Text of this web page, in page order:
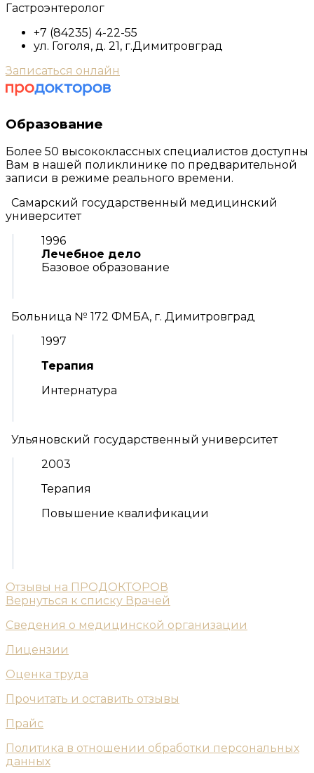
Гастроэнтеролог
+7 (84235) 4-22-55
ул. Гоголя, д. 21, г.Димитровград
Записаться онлайн
Образование
Более 50 высококлассных специалистов доступны
Вам в нашей поликлинике по предварительной
записи в режиме реального времени.
Самарский государственный медицинский
университет
1996
Лечебное дело
Базовое образование
Больница № 172 ФМБА, г. Димитровград
1997
Терапия
Интернатура
Ульяновский государственный университет
2003
Терапия
Повышение квалификации
Отзывы на ПРОДОКТОРОВ
Вернуться к списку Врачей
Сведения о медицинской организации
Лицензии
Оценка труда
Прочитать и оставить отзывы
Прайс
Политика в отношении обработки персональных
данных